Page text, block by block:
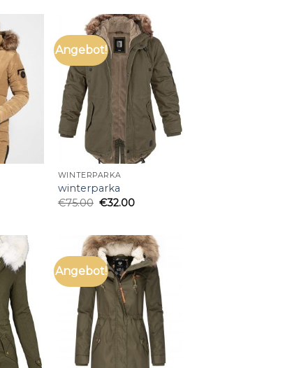
Angebot!
WINTERPARKA
winterparka
€75.00 €32.00
Angebot!